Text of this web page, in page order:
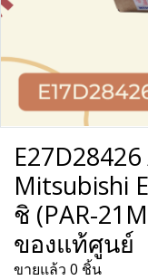
Mitsubishi
ชิ (PAR-
ของแท้ศูนย์
ขายแล้ว 0 ชิ้น